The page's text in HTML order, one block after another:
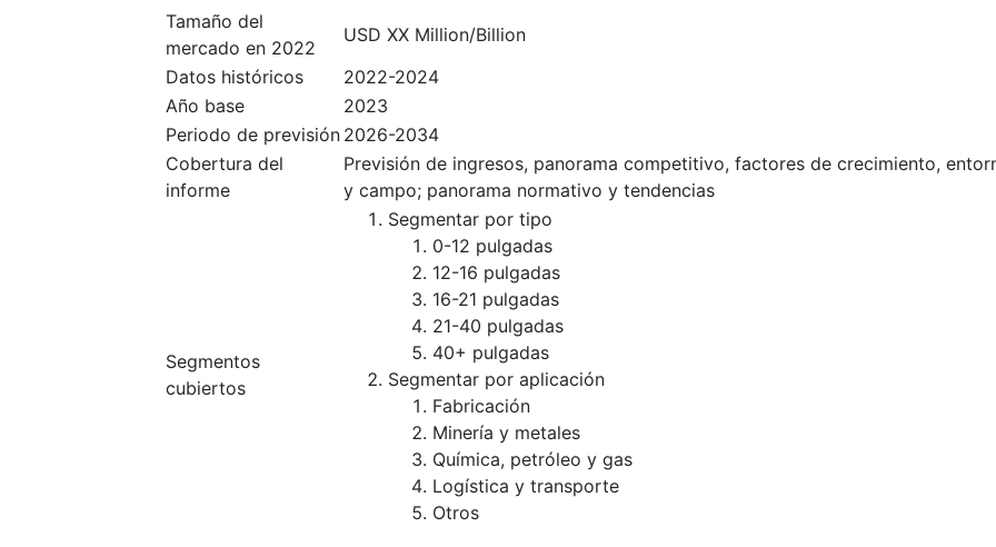
Tamaño del
mercado en 2022
USD XX Million/Billion
Datos históricos
2022-2024
Año base
2023
Periodo de previsión 2026-2034
Cobertura del
informe
Previsión de ingresos, panorama competitivo, factores de crecimiento,
y campo; panorama normativo y tendencias
Segmentos
cubiertos
Segmentar por tipo
0-12 pulgadas
12-16 pulgadas
16-21 pulgadas
21-40 pulgadas
40+ pulgadas
Segmentar por aplicación
Fabricación
Minería y metales
Química, petróleo y gas
Logística y transporte
Otros